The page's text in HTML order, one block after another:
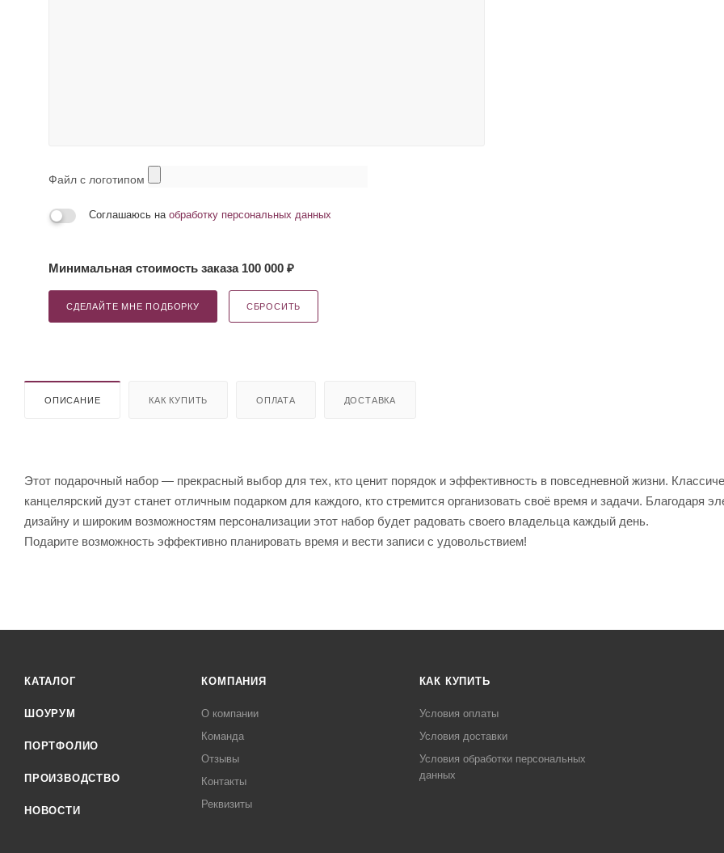
Файл с логотипом
Соглашаюсь на обработку персональных данных
Минимальная стоимость заказа 100 000 ₽
СДЕЛАЙТЕ МНЕ ПОДБОРКУ СБРОСИТЬ
ОПИСАНИЕ КАК КУПИТЬ ОПЛАТА ДОСТАВКА
Этот подарочный набор — прекрасный выбор для тех, кто ценит порядок и эффективность в повседневной жизни.
канцелярский дуэт станет отличным подарком для каждого, кто стремится организовать своё время и задачи. Благодаря
дизайну и широким возможностям персонализации этот набор будет радовать своего владельца каждый день.
Подарите возможность эффективно планировать время и вести записи с удовольствием!
КАТАЛОГ
ШОУРУМ
ПОРТФОЛИО
ПРОИЗВОДСТВО
НОВОСТИ
КОМПАНИЯ
О компании
Команда
Отзывы
Контакты
Реквизиты
КАК КУПИТЬ
Условия оплаты
Условия доставки
Условия обработки персональных
данных